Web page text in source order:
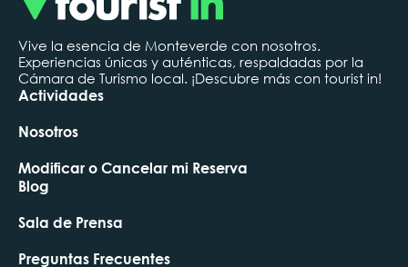
Vive la esencia de Monteverde con nosotros.
Experiencias únicas y auténticas, respaldadas por la
Cámara de Turismo local. ¡Descubre más con tourist in!
Actividades
Nosotros
Modificar o Cancelar mi Reserva
Blog
Sala de Prensa
Preguntas Frecuentes